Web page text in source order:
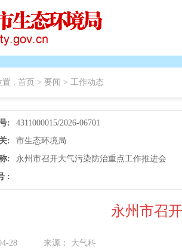
置 : 首页 > 要闻 > 工作动态
:
4311000015/2026-06701
:
市生态环境局
:
永州市召开大气污染防治重点工作推进会
:
永州市召
28 来源： 大气科